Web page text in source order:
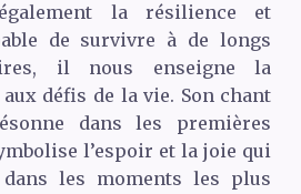
la résilience et
de survivre à de longs
il nous enseigne la
défis de la vie. Son chant
dans les premières
l’espoir et la joie qui
les moments les plus